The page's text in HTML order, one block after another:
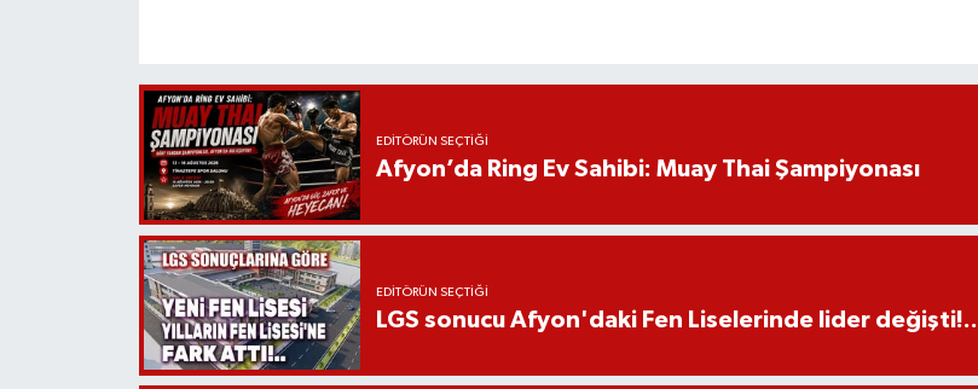
EDITÖRÜN SEÇTIĞI
Afyon’da Ring Ev Sahibi: Muay Thai Şampiyonası
EDITÖRÜN SEÇTIĞI
LGS sonucu Afyon'daki Fen Liselerinde lider değişti!..